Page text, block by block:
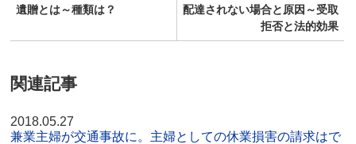
遺贈とは～種類は？
配達されない場合と原因～受取
拒否と法的効果
関連記事
2018.05.27
兼業主婦が交通事故に。主婦としての休業損害の請求はで